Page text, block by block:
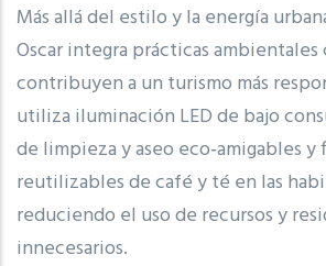
Más allá del estilo y la energía
Oscar integra prácticas
contribuyen a un turismo más
utiliza iluminación LED de bajo
de limpieza y aseo eco‑amigables y
reutilizables de café y té en las
reduciendo el uso de recursos y
innecesarios.